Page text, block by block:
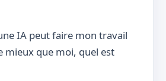
IA peut faire mon travail
mieux que moi, quel est